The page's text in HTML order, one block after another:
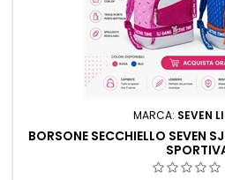
MARCA: SEVEN
BORSONE SECCHIELLO SEVEN